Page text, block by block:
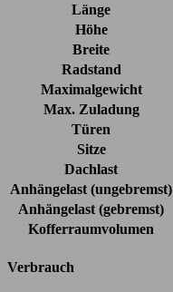
Länge
Höhe
Breite
Radstand
Maximalgewicht
Max. Zuladung
Türen
Sitze
Dachlast
Anhängelast (ungebremst)
Anhängelast (gebremst)
Kofferraumvolumen
Verbrauch